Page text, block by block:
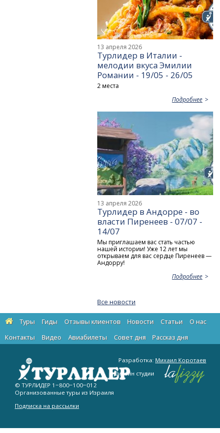
13 апреля 2026
Турлидер в Италии -
мелодии вкуса Эмилии
Романии - 19/05 - 26/05
2 места
Подробнее
13 апреля 2026
Турлидер в Андорре - во
власти Пиренеев - 07/07 -
14/07
Мы приглашаем вас стать частью
нашей истории! Уже 12 лет мы
открываем для вас сердце Пиренеев —
Андорру!
Подробнее
Все новости
Туры Гиды Отзывы клиентов Новости Статьи
О нас
Контакты
Видео Авиабилеты Cовет дня Рассказ дня
© ТУРЛИДЕР 1−800−100−012
Организованные туры из Израиля
Подписка на рассылки
Разработка: Михаил Коротаев
Дизайн студии